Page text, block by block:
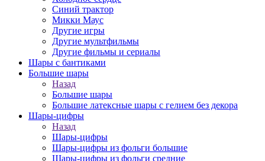
Синий трактор
Микки Маус
Другие игры
Другие мультфильмы
Другие фильмы и сериалы
Шары с бантиками
Большие шары
Назад
Большие шары
Большие латексные шары с гелием без декора
Шары-цифры
Назад
Шары-цифры
Шары-цифры из фольги большие
Шары-цифры из фольги средние